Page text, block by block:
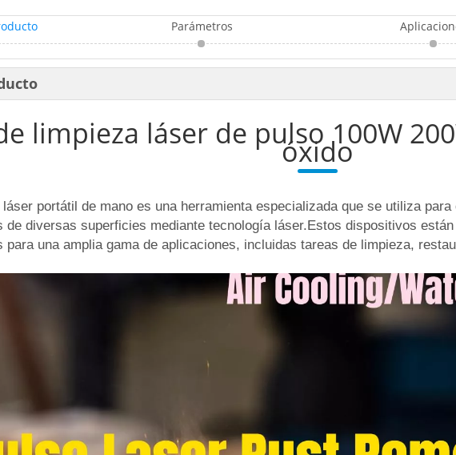
Parámetros
limpieza láser de pulso 100W
óxido
portátil de mano es una herramienta especializada que se utiliza
de diversas superficies mediante tecnología láser.Estos dispositivos
para una amplia gama de aplicaciones, incluidas tareas de limpieza,